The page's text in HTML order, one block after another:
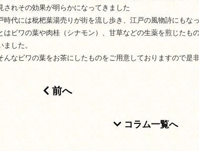
されその効果が明らかになってきました
時代には枇杷葉湯売りが街を流し歩き、江戸の風物詩にもな
はビワの葉や肉桂（シナモン）、甘草などの生薬を煎じたも
ました。
んなビワの葉をお茶にしたものをご用意しておりますので是
ナビゲーション
前へ
コラム一覧へ